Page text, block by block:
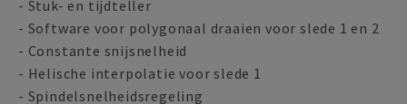
- Stuk- en tijdteller
- Software voor polygonaal draaien voor slede 1 en 2
- Constante snijsnelheid
- Helische interpolatie voor slede 1
- Spindelsnelheidsregeling